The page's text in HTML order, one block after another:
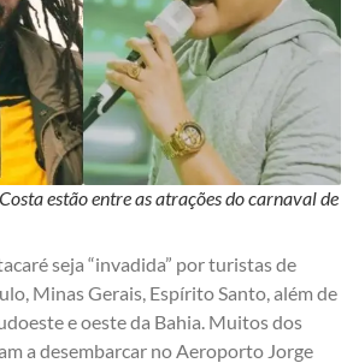
estão entre as atrações do carnaval de
seja “invadida” por turistas de
Minas Gerais, Espírito Santo, além de
e oeste da Bahia. Muitos dos
a desembarcar no Aeroporto Jorge